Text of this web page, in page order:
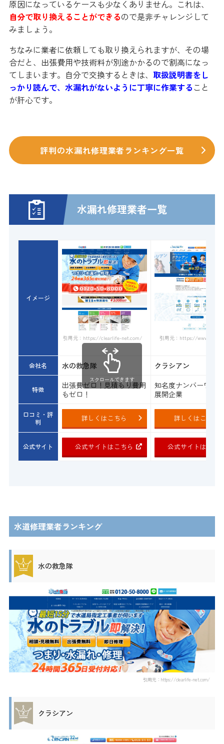
原因になっているケースも少なくありません。これは、
自分で取り換えることができるので是非チャレンジして
みましょう。
ちなみに業者に依頼しても取り換えられますが、その場
合だと、出張費用や技術料が別途かかるので割高になっ
てしまいます。自分で交換するときは、 取扱説明書をし
っかり読んで、水漏れがないように丁寧に作業すること
が肝心です。
評判の水漏れ修理業者ランキング一覧
水漏れ修理業者一覧
イメージ
引用元：https://clearlife-net.com/ 引用元：https://
会社名 水の救急隊 クラシアン
特徴
出張費ゼロ！見積もり費用
もゼロ！
知名度ナンバーワン
展開企業
口コミ・評
判
詳しくはこちら 詳しくはこちら
公式サイト 公式サイトはこちら 公式サイトはこち
スクロールできます
水道修理業者ランキング
水の救急隊
引用元：https://clearlife-net.com/
クラシアン